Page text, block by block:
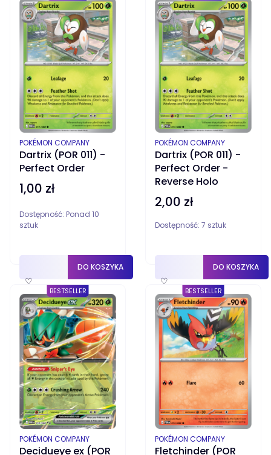
Dartrix (POR 011) -
Perfect Order
PRODUCENT
POKÉMON COMPANY
Cena
1,00 zł
Dostępność: Ponad 10
sztuk
♡
DO KOSZYKA
Dartrix (POR 011) -
Perfect Order -
Reverse Holo
PRODUCENT
POKÉMON COMPANY
Cena
2,00 zł
Dostępność: 7 sztuk
♡
DO KOSZYKA
BESTSELLER
Decidueye ex (POR
PRODUCENT
POKÉMON COMPANY
BESTSELLER
Fletchinder (POR
PRODUCENT
POKÉMON COMPANY